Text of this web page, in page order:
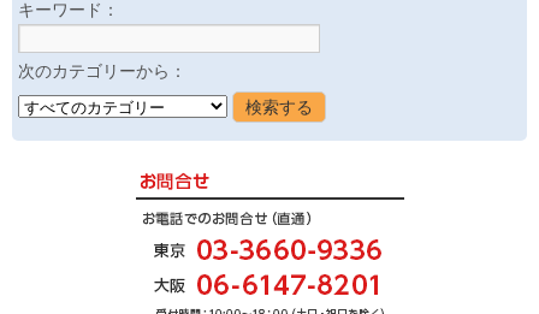
キーワード：
次のカテゴリーから：